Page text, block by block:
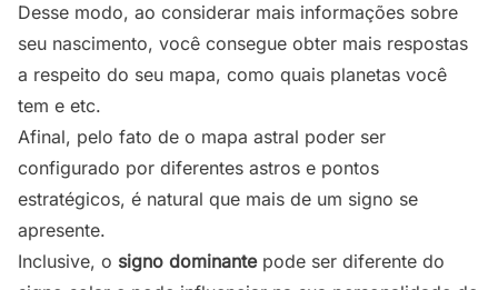
Desse modo, ao considerar mais informações sobre
seu nascimento, você consegue obter mais respostas
a respeito do seu mapa, como quais planetas você
tem e etc.
Afinal, pelo fato de o mapa astral poder ser
configurado por diferentes astros e pontos
estratégicos, é natural que mais de um signo se
apresente.
Inclusive, o signo dominantepode ser diferente do